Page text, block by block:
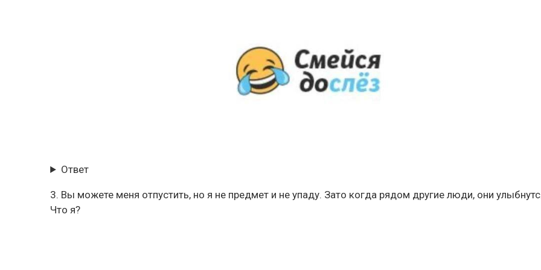
Ответ
3. Вы можете меня отпустить, но я не предмет и не упаду. Зато когда рядом другие люди, они
Что я?